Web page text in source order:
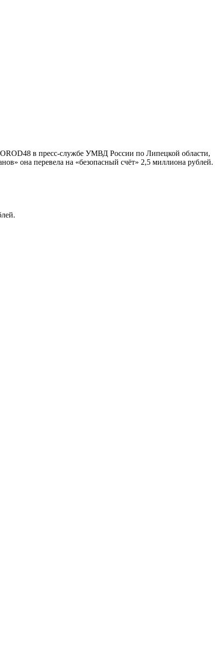
в пресс-службе УМВД России по Липецкой области,
она перевела на «безопасный счёт» 2,5 миллиона рублей.